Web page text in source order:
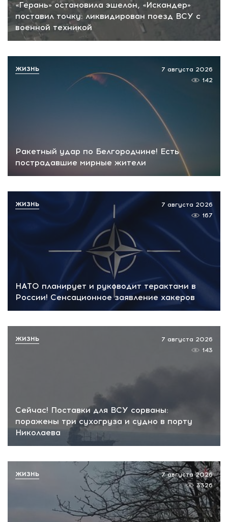
«Герань» остановила эшелон, «Искандер»
поставил точку: ликвидирован поезд ВСУ с
военной техникой
Ракетный удар по Белгородчине! Есть
пострадавшие мирные жители
7 августа 2026
142
ЖИЗНЬ
НАТО планирует и руководит терактами в
России! Сенсационное заявление хакеров
7 августа 2026
167
ЖИЗНЬ
Сейчас! Поставки для ВСУ сорваны:
поражены три сухогруза и судно в порту
Николаева
7 августа 2026
143
ЖИЗНЬ
7 августа 2026
3326
ЖИЗНЬ